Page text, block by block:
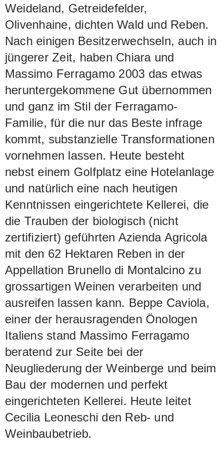
Weideland, Getreidefelder,
Olivenhaine, dichten Wald und Reben.
Nach einigen Besitzerwechseln, auch in
jüngerer Zeit, haben Chiara und
Massimo Ferragamo 2003 das etwas
heruntergekommene Gut übernommen
und ganz im Stil der Ferragamo-
Familie, für die nur das Beste infrage
kommt, substanzielle Transformationen
vornehmen lassen. Heute besteht
nebst einem Golfplatz eine Hotelanlage
und natürlich eine nach heutigen
Kenntnissen eingerichtete Kellerei, die
die Trauben der biologisch (nicht
zertifiziert) geführten Azienda Agricola
mit den 62 Hektaren Reben in der
Appellation Brunello di Montalcino zu
grossartigen Weinen verarbeiten und
ausreifen lassen kann. Beppe Caviola,
einer der herausragenden Önologen
Italiens stand Massimo Ferragamo
beratend zur Seite bei der
Neugliederung der Weinberge und beim
Bau der modernen und perfekt
eingerichteten Kellerei. Heute leitet
Cecilia Leoneschi den Reb- und
Weinbaubetrieb.